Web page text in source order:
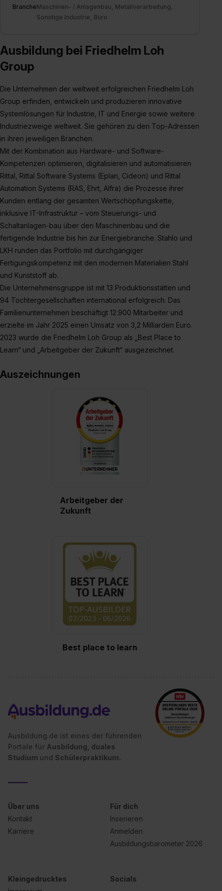
S. 1 lit. a) DS-GVO). Die USA verfügen über kein
angemessenes Datenschutzniveau (EuGH – Schrems
Datenschutzerklärung unter dem Punkt „Datenschutz-
Einstellungen“ widerrufen. Weitere Informationen zu den
einzelnen Cookies findest du durch Klick auf „Details
zeigen“. Weitere Informationen:Datenschutzerklärung
Impressum
BrancheMaschinen- / Anlagenbau, Metallverarbeitung,
Sonstige Industrie, Büro
Ausbildung bei Friedhelm Loh
Group
Die Unternehmen der weltweit erfolgreichen Friedhelm Loh
Group erfinden, entwickeln und produzieren innovative
Systemlösungen für Industrie, IT und Energie sowie weitere
Industriezweige weltweit. Sie gehören zu den Top-Adressen
in ihren jeweiligen Branchen.
Mit der Kombination aus Hardware- und Software-
Kompetenzen optimieren, digitalisieren und automatisieren
Rittal, Rittal Software Systems (Eplan, Cideon) und Rittal
Automation Systems (RAS, Ehrt, Alfra) die Prozesse ihrer
Kunden entlang der gesamten Wertschöpfungskette,
inklusive IT-Infrastruktur – vom Steuerungs- und
Schaltanlagen-bau über den Maschinenbau und die
fertigende Industrie bis hin zur Energiebranche. Stahlo und
LKH runden das Portfolio mit durchgängiger
Fertigungskompetenz mit den modernen Materialien Stahl
und Kunststoff ab.
Die Unternehmensgruppe ist mit 13 Produktionsstätten und
94 Tochtergesellschaften international erfolgreich. Das
Familienunternehmen beschäftigt 12.900 Mitarbeiter und
erzielte im Jahr 2025 einen Umsatz von 3,2 Milliarden Euro.
2023 wurde die Friedhelm Loh Group als „Best Place to
Learn“ und „Arbeitgeber der Zukunft“ ausgezeichnet.
Auszeichnungen
Arbeitgeber der
Zukunft
Best place to learn
Ausbildung.de ist eines der führenden
Portale für Ausbildung, duales
Studium und Schülerpraktikum.
Über uns
Kontakt
Karriere
Für dich
Inserieren
Anmelden
Ausbildungsbarometer 2026
Kleingedrucktes
Socials